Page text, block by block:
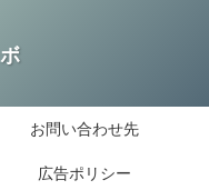
お問い合わせ先
広告ポリシー